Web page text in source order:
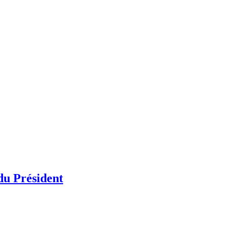
Président